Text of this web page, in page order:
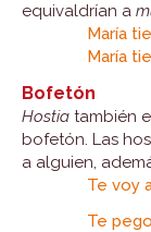
equivaldrían a
María
María
Bofetón
Hostia también
bofetón. Las
a alguien,
Te voy
Te